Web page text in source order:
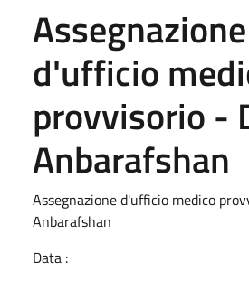
Assegnazione
d'ufficio
provvisorio -
Anbarafshan
Assegnazione d'ufficio medico
Anbarafshan
Data :